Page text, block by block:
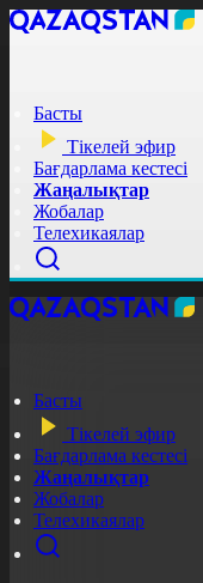
Басты
Тікелей эфир
Бағдарлама кестесі
Жаңалықтар
Жобалар
Телехикаялар
Басты
Тікелей эфир
Бағдарлама кестесі
Жаңалықтар
Жобалар
Телехикаялар